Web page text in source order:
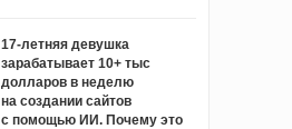
17-летняя девушка
зарабатывает 10+ тыс
долларов в неделю
на создании сайтов
с помощью ИИ. Почему это